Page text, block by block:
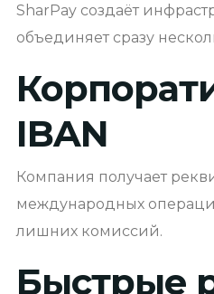
SharPay создаёт
объединяет сразу
IBAN
Компания получает
международных
лишних комиссий.
Быстрые